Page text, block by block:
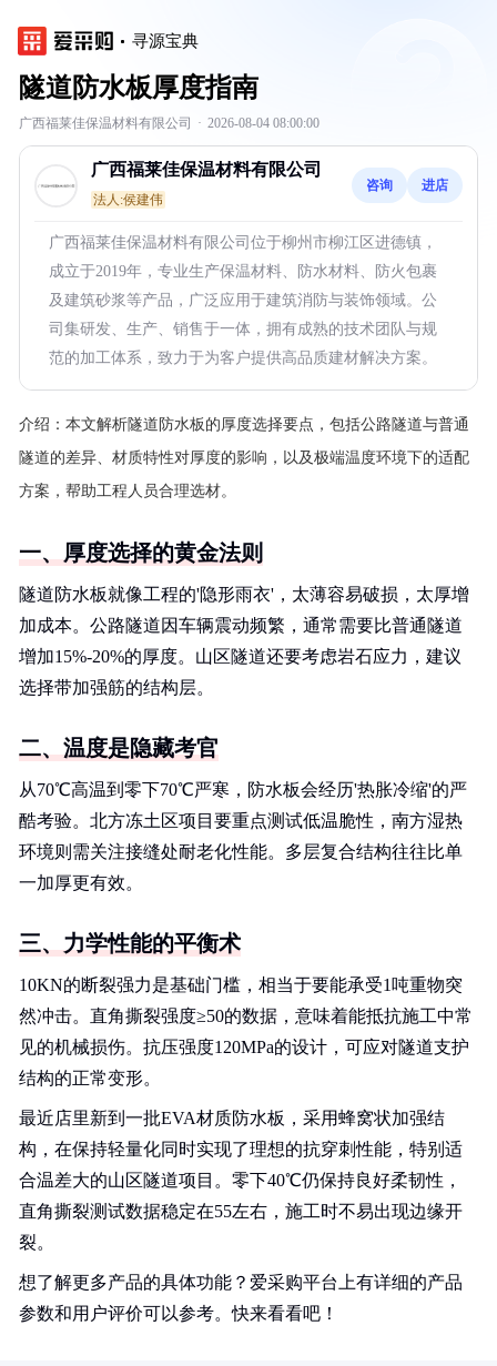
寻源宝典
隧道防水板厚度指南
广西福莱佳保温材料有限公司 · 2026-08-04 08:00:00
广西福莱佳保温材料有限公司
法人:侯建伟
咨询 进店
广西福莱佳保温材料有限公司位于柳州市柳江区进德镇，
成立于2019年，专业生产保温材料、防水材料、防火包裹
及建筑砂浆等产品，广泛应用于建筑消防与装饰领域。公
司集研发、生产、销售于一体，拥有成熟的技术团队与规
范的加工体系，致力于为客户提供高品质建材解决方案。
介绍： 本文解析隧道防水板的厚度选择要点，包括公路隧道与普通
隧道的差异、材质特性对厚度的影响，以及极端温度环境下的适配
方案，帮助工程人员合理选材。
一、厚度选择的黄金法则
隧道防水板就像工程的'隐形雨衣'，太薄容易破损，太厚增
加成本。公路隧道因车辆震动频繁，通常需要比普通隧道
增加15%-20%的厚度。山区隧道还要考虑岩石应力，建议
选择带加强筋的结构层。
二、温度是隐藏考官
从70℃高温到零下70℃严寒，防水板会经历'热胀冷缩'的严
酷考验。北方冻土区项目要重点测试低温脆性，南方湿热
环境则需关注接缝处耐老化性能。多层复合结构往往比单
一加厚更有效。
三、力学性能的平衡术
10KN的断裂强力是基础门槛，相当于要能承受1吨重物突
然冲击。直角撕裂强度≥50的数据，意味着能抵抗施工中常
见的机械损伤。抗压强度120MPa的设计，可应对隧道支护
结构的正常变形。
最近店里新到一批EVA材质防水板，采用蜂窝状加强结
构，在保持轻量化同时实现了理想的抗穿刺性能，特别适
合温差大的山区隧道项目。零下40℃仍保持良好柔韧性，
直角撕裂测试数据稳定在55左右，施工时不易出现边缘开
裂。
想了解更多产品的具体功能？爱采购平台上有详细的产品
参数和用户评价可以参考。快来看看吧！